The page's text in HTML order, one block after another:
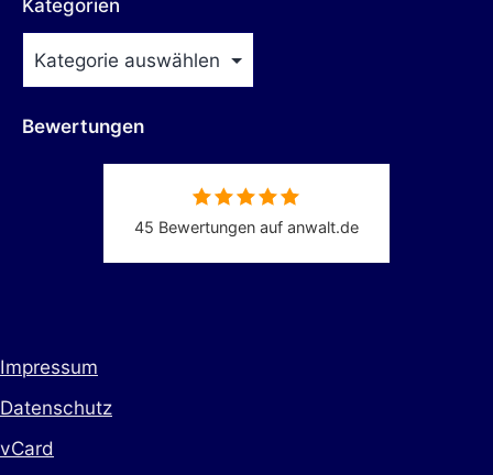
Kategorien
Bewertungen
45 Bewertungen auf anwalt.de
Impressum
Datenschutz
vCard